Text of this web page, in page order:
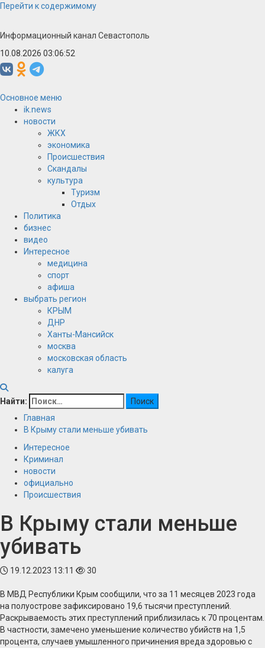
Перейти к содержимому
Информационный канал Севастополь
10.08.2026 03:06:52
Основное меню
ik.news
новости
ЖКХ
экономика
Происшествия
Скандалы
культура
Туризм
Отдых
Политика
бизнес
видео
Интересное
медицина
спорт
афиша
выбрать регион
КРЫМ
ДНР
Ханты-Мансийск
москва
московская область
калуга
Найти:
Главная
В Крыму стали меньше убивать
Интересное
Криминал
новости
официально
Происшествия
В Крыму стали меньше
убивать
19.12.2023 13:11 30
В МВД Республики Крым сообщили, что за 11 месяцев 2023 года
на полуострове зафиксировано 19,6 тысячи преступлений.
Раскрываемость этих преступлений приблизилась к 70 процентам.
В частности, замечено уменьшение количество убийств на 1,5
процента, случаев умышленного причинения вреда здоровью с